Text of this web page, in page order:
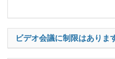
ビデオ会議に制限はありま